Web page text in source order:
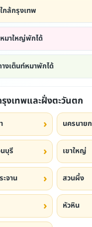
กล้กรุงเทพ
มาใหญ่พักได้
งเต็นท์หมาพักได้
งเทพและฝั่งตะวันตก
นครนายก
บุรี เขาใหญ่
จาน สวนผึ้ง
หัวหิน